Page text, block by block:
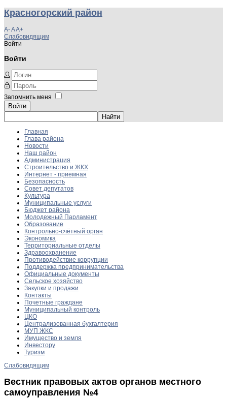
Красногорский район
A-AA+
Слабовидящим
Войти
Войти
Запомнить меня
Войти
Главная
Глава района
Новости
Наш район
Администрация
Строительство и ЖКХ
Интернет - приемная
Безопасность
Совет депутатов
Культура
Муниципальные услуги
Бюджет района
Молодежный Парламент
Образование
Контрольно-счётный орган
Экономика
Территориальные отделы
Здравоохранение
Противодействие коррупции
Поддержка предпринимательства
Официальные документы
Сельское хозяйство
Закупки и продажи
Контакты
Почетные граждане
Муниципальный контроль
ЦКО
Централизованная бухгалтерия
МУП ЖКС
Имущество и земля
Инвестору
Туризм
Слабовидящим
Вестник правовых актов органов местного
самоуправления №4